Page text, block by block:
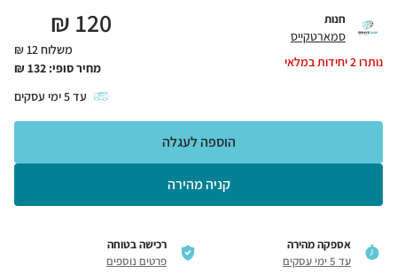
חנות
סמארטקייס
נותרו2יחידות במלאי
120
₪
משלוח 12 ₪
מחיר סופי: 132
₪
עד5ימי עסקים
קניה מהירה
הוספה לעגלה
אספקה מהירה
עד 5 ימי עסקים
רכישה בטוחה
פרטים נוספים